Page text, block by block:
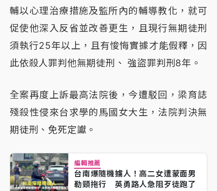
輔以心理治療措施及監所內的輔導教化，就可
促使他深入反省並改善更生，且現行無期徒刑
須執行25年以上，且有悛悔實據才能假釋，因
此依殺人罪判他無期徒刑、 強盜罪判刑8年。
全案再度上訴最高法院後，今遭駁回，梁育誌
殘殺性侵來台求學的馬國女大生，法院判決無
期徒刑、免死定讞。
編輯推薦
台南爆隨機擄人！高二女遭蒙面男
勒頸拖行 英勇路人急阻歹徒跑了